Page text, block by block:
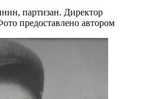
партизан. Директор
предоставлено автором